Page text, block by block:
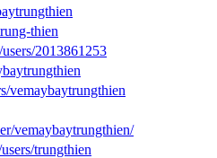
thien
2013861253
vemaybaytrungthien
vemaybaytrungthien/
trungthien